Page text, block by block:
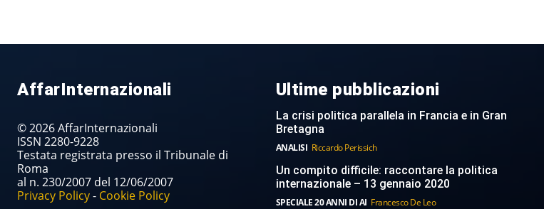
AffarInternazionali
© 2026 AffarInternazionali
ISSN 2280-9228
Testata registrata presso il Tribunale di
Roma
al n. 230/2007 del 12/06/2007
Privacy Policy- Cookie Policy
Ultime pubblicazioni
La crisi politica parallela in Francia e in Gran
Bretagna
ANALISI Riccardo Perissich
Un compito difficile: raccontare la politica
internazionale – 13 gennaio 2020
SPECIALE 20 ANNI DI AI Francesco De Leo